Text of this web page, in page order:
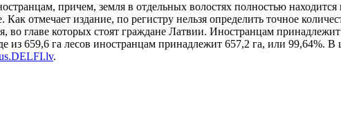
причем, земля в отдельных волостях полностью
отмечает издание, по регистру нельзя определить точное
во главе которых стоят граждане Латвии. Иностранцам
659,6 га лесов иностранцам принадлежит 657,2 га, или 99,64%. В
.